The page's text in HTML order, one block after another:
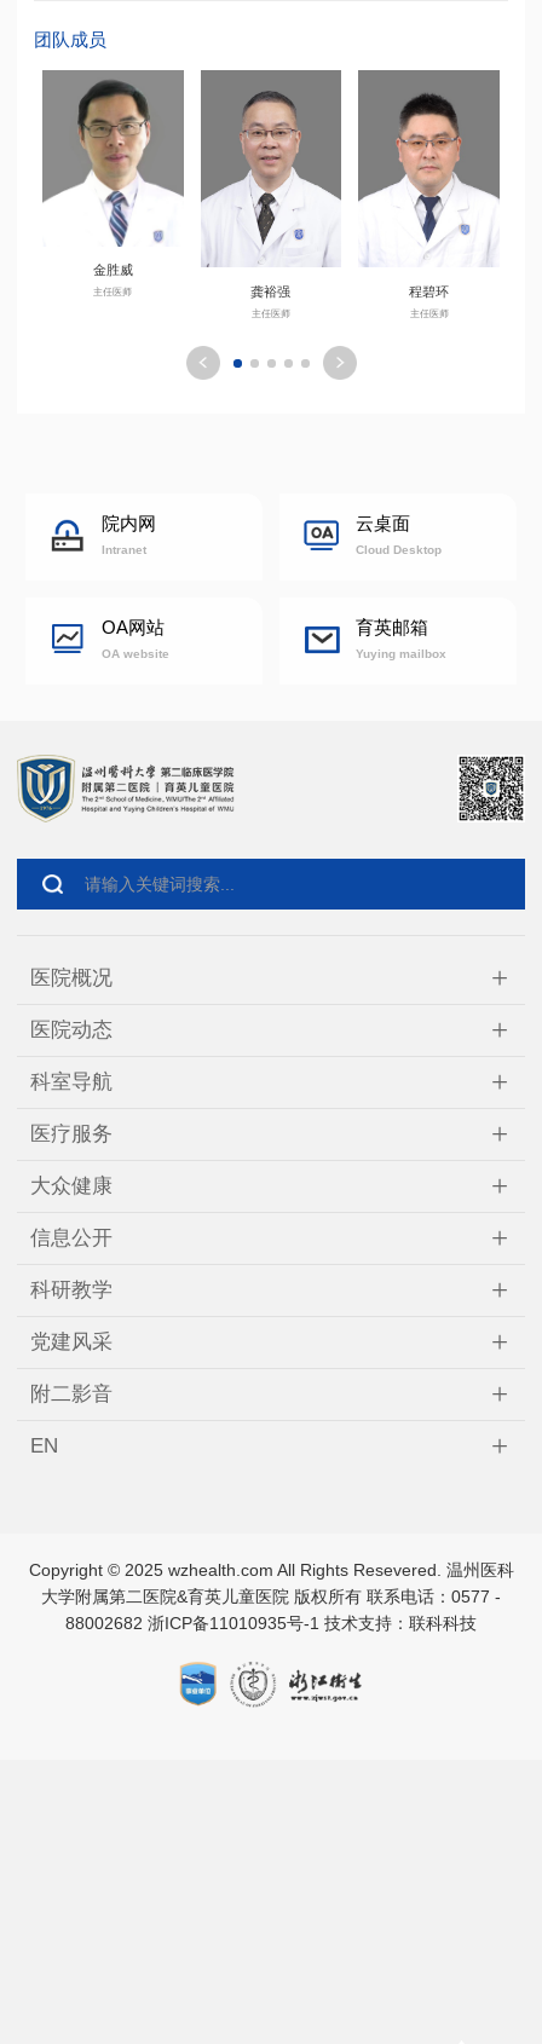
团队成员
金胜威
主任医师 龚裕强
主任医师
程碧环
主任医师
院内网
Intranet
云桌面
Cloud Desktop
OA网站
OA website
育英邮箱
Yuying mailbox
医院概况 +
医院动态 +
科室导航 +
医疗服务 +
大众健康 +
信息公开 +
科研教学 +
党建风采 +
附二影音 +
EN +
Copyright © 2025 wzhealth.com All Rights Resevered. 温州医科
大学附属第二医院&育英儿童医院 版权所有 联系电话：0577 -
88002682 浙ICP备11010935号-1 技术支持：联科科技